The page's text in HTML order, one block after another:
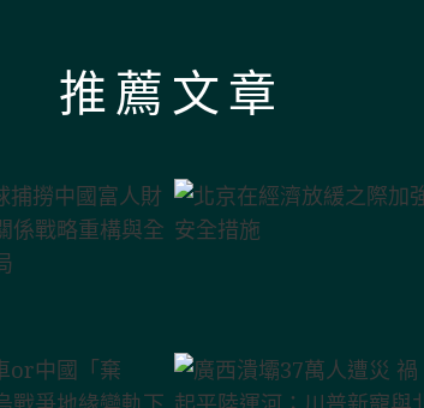
推薦文章
深層原因；中國車企卷生卷死 政府稅
大邏輯漏洞明顯；國稅局數據揭開
富人財產；美烏關係戰略重構與全球
京在經濟放緩之際加強安全措施
深貶根源及對中美市場影響;賣地巨
超限戰路徑；川普「反共產主義」的
的倒台與中共精英政治的當前動態
；美國年輕人為何好感社會主義；
「棄車」；俄烏戰爭地緣變軌下的終
與北京隱憂—土耳其的地緣合圍；僅
黨105週年大會上的講話與北京的雄心
貿易底層硬傷 難逃一戰；習近平七一